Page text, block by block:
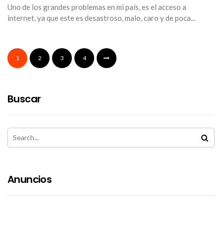
EN
Uno de los grandes problemas en mi país, es el acceso a
internet, ya que este es desastroso, malo, caro y de poca...
1 2 3 4
Buscar
Anuncios